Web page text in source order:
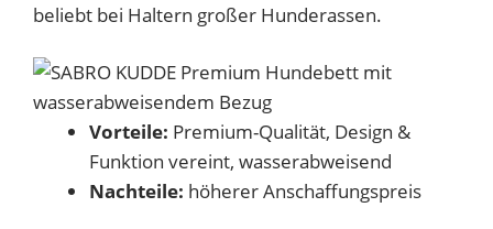
beliebt bei Haltern großer Hunderassen.
Vorteile: Premium-Qualität, Design &
Funktion vereint, wasserabweisend
Nachteile: höherer Anschaffungspreis